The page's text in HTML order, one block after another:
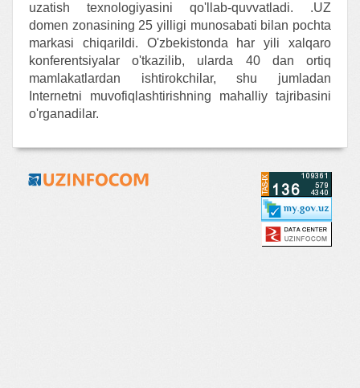
uzatish texnologiyasini qo'llab-quvvatladi. .UZ
domen zonasining 25 yilligi munosabati bilan pochta
markasi chiqarildi. O'zbekistonda har yili xalqaro
konferentsiyalar o'tkazilib, ularda 40 dan ortiq
mamlakatlardan ishtirokchilar, shu jumladan
Internetni muvofiqlashtirishning mahalliy tajribasini
o'rganadilar.